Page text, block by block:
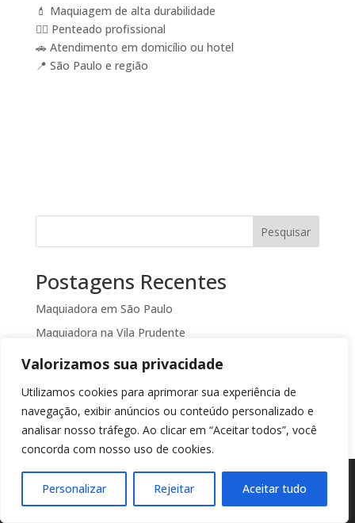
Valorizamos sua privacidade
Utilizamos cookies para aprimorar sua experiência de
navegação, exibir anúncios ou conteúdo personalizado e
analisar nosso tráfego. Ao clicar em “Aceitar todos”, você
concorda com nosso uso de cookies.
Personalizar Rejeitar Aceitar tudo
💄 Maquiagem de alta durabilidade
💇‍♀️ Penteado profissional
🚗 Atendimento em domicílio ou hotel
📍 São Paulo e região
Pesquisar
Postagens Recentes
Maquiadora em São Paulo
Maquiadora na Vila Prudente
Maquiadora no Carrão
maquiadora em São Caetano do Sul
Agende agora